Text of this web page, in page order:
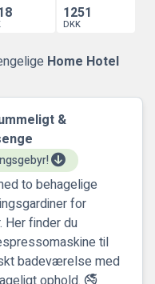
1251
DKK
Home Hotel
&
to behagelige
for
Her finder du
til
badeværelse med